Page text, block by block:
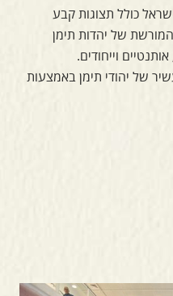
כולל תצוגות קבע
המורשת של יהדות תימן
וייחודים.
של יהודי תימן באמצעות